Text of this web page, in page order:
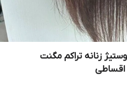
زنانه تراکم مگنت